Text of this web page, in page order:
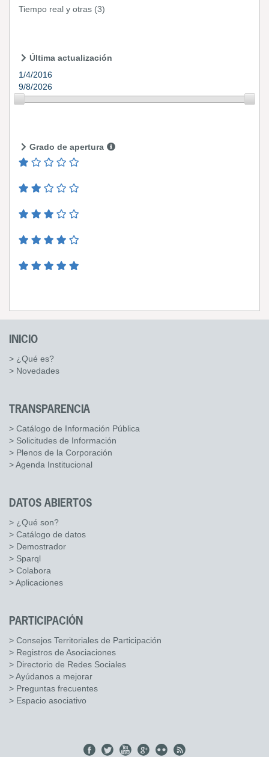
Tiempo real y otras (3)
Última actualización
1/4/2016
9/8/2026
Grado de apertura
INICIO
> ¿Qué es?
> Novedades
TRANSPARENCIA
> Catálogo de Información Pública
> Solicitudes de Información
> Plenos de la Corporación
> Agenda Institucional
DATOS ABIERTOS
> ¿Qué son?
> Catálogo de datos
> Demostrador
> Sparql
> Colabora
> Aplicaciones
PARTICIPACIÓN
> Consejos Territoriales de Participación
> Registros de Asociaciones
> Directorio de Redes Sociales
> Ayúdanos a mejorar
> Preguntas frecuentes
> Espacio asociativo